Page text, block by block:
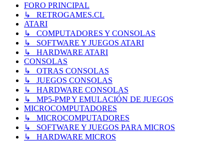
FORO PRINCIPAL
↳ RETROGAMES.CL
ATARI
↳ COMPUTADORES Y CONSOLAS
↳ SOFTWARE Y JUEGOS ATARI
↳ HARDWARE ATARI
CONSOLAS
↳ OTRAS CONSOLAS
↳ JUEGOS CONSOLAS
↳ HARDWARE CONSOLAS
↳ MP5-PMP Y EMULACIÓN DE JUEGOS
MICROCOMPUTADORES
↳ MICROCOMPUTADORES
↳ SOFTWARE Y JUEGOS PARA MICROS
↳ HARDWARE MICROS